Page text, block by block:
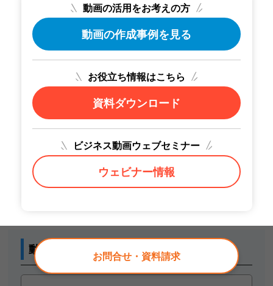
動画の活用をお考えの方
動画の作成事例を見る
お役立ち情報はこちら
資料ダウンロード
ビジネス動画ウェブセミナー
ウェビナー情報
動画活用シーンお問合せ・資料請求